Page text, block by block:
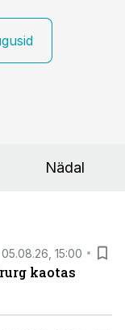
Nädal
05.08.26, 15:00
kaotas